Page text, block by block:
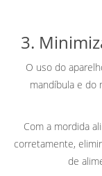
3.
O uso do
mandíbula e do
Com a mordida
corretamente,
de